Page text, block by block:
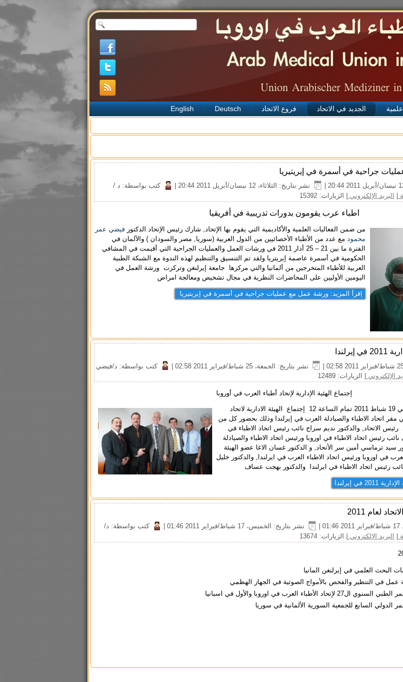
الجديد في الاتحاد فروع الاتحاد Deutsch
English
جراحية في أسمرة في إيريتيريا
نشر بتاريخ: الثلاثاء، 12 نيسان/أبريل 2011 20:44
كتب بواسطة: د /
| البريد الإلكتروني | الزيارات: 15392
اطباء عرب يقومون بدورات تدريبية في أفريقيا
من ضمن الفعاليات العلمية والأكاديمية التي يقوم بها الإتحاد, شارك رئيس الإتحاد الدكتور فيضي عمر
محمود مع عدد من الأطباء الأخصائيين من الدول العربية (سوريا, مصر والسودان ) والألمان في
الفترة ما بين 21 – 25 أذار 2011 في ورشات العمل والعمليات الجراحية التي أقيمت في المشافي
الحكومية في أسمرة عاصمة إيريتريا ولقد تم التنسيق والتنظيم لهذه الندوة مع الشبكة الطبية
العربية للأطباء المتخرجين من ألمانيا والتي مركزها جامعة إيرلنغن وتركزت ورشة العمل في
اليومين الأوليين على المحاضرات النظرية في مجال تشخيص ومعالجة امراض
اِقرأ المزيد: ورشة عمل مع عمليات جراحية في أسمرة في إيريتيريا
| نشر بتاريخ: الجمعة، 25 شباط/فبراير 2011 02:58 |
كتب بواسطة: د/فيضي
الإلكتروني | الزيارات: 12489
إجتماع الهئية الإدارية لإنحاد أطباء العرب في أوروبا
عقد صباح السبت الواقع في 19 شباط 2011 تمام الساعة 12 إجتماع الهيئة الادارية لاتحاد
مقر اتحاد الاطباء والصيادلة العرب في إيرلندا وذلك بحضور كل من
الاتحاد, والدكتور نديم سراج نائب رئيس اتحاد الاطباء في
نائب رئيس اتحاد الاطباء في اوروبا ورئيس اتحاد الاطباء والصيادلة
سيد ترماسي أمين سر الأتحاد, و الدكتور غسان الاغا عضو الهيئة
في اوروبا ورئيس اتحاد الاطباء العرب في ايرلندا, والدكتور خليل
رئيس اتحاد الاطباء في ايرلندا والدكتور بهجت عساف
في إيرلندا
لعام 2011
نشر بتاريخ: الخميس، 17 شباط/فبراير 2011 01:46
كتب بواسطة: د/
| البريد الإلكتروني | الزيارات: 13674
البحث العلمي في إيرلنغن المانيا
عمل في التنظير والفحص بالأمواج الصوتية في الجهاز الهظمي
ال27 لإتحاد الأطباء العرب في اوروبا والأول في اسبانيا
الدولي السابع للجمعية السورية الألمانية في سوريا